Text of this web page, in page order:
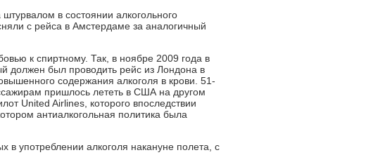
в состоянии алкогольного
с рейса в Амстердаме за аналогичный
к спиртному. Так, в ноябре 2009 года в
должен был проводить рейс из Лондона в
содержания алкоголя в крови. 51-
пришлось лететь в США на другом
United Airlines, которого впоследствии
антиалкогольная политика была
в употреблении алкоголя накануне полета, с